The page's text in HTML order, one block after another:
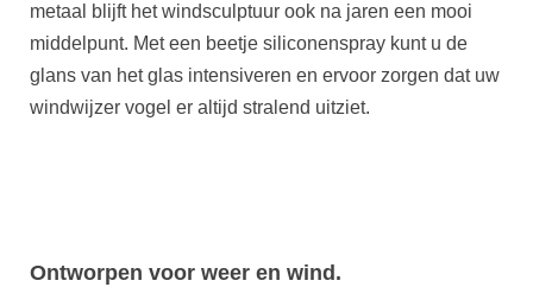
metaal blijft het windsculptuur ook na jaren een mooi
middelpunt. Met een beetje siliconenspray kunt u de
glans van het glas intensiveren en ervoor zorgen dat uw
windwijzer vogel er altijd stralend uitziet.
Ontworpen voor weer en wind.